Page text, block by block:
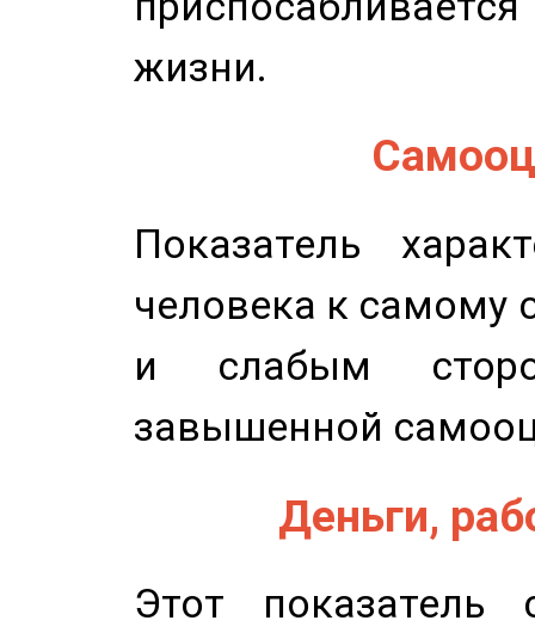
жизни.
Показатель
человека к самому
и слабым
завышенной
Деньги,
Этот показатель